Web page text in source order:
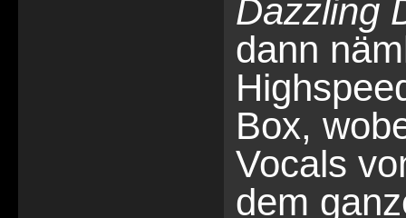
Dazzling
dann
Box,
Vocals
dem